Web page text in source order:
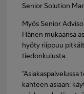
Senior Solution
Myös Senior
Hänen mukaansa
hyöty riippuu
tiedonkulusta.
kahteen asiaan: